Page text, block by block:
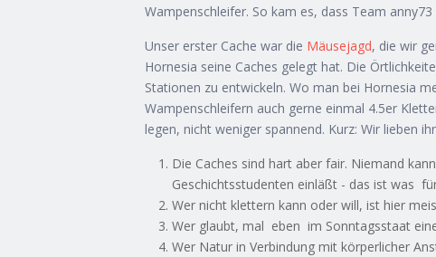
Wampenschleifer. So kam es, dass Team
Unser erster Cache war die Mäusejagd, die wir
Hornesia seine Caches gelegt hat. Die
Stationen zu entwickeln. Wo man bei Hornesia
Wampenschleifern auch gerne einmal 4.5er
legen, nicht weniger spannend. Kurz: Wir lieben
Die Caches sind hart aber fair. Niemand
Geschichtsstudenten einläßt - das ist was
Wer nicht klettern kann oder will, ist hier
Wer glaubt, mal eben im Sonntagsstaat
Wer Natur in Verbindung mit körperlicher